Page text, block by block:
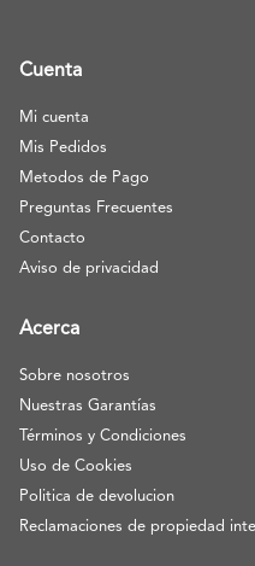
Cuenta
Mi cuenta
Mis Pedidos
Metodos de Pago
Preguntas Frecuentes
Contacto
Aviso de privacidad
Acerca
Sobre nosotros
Nuestras Garantías
Términos y Condiciones
Uso de Cookies
Politica de devolucion
Reclamaciones de propiedad